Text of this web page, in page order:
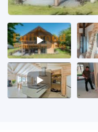
Video
1
Video
4